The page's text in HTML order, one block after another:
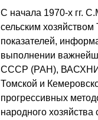
С начала 1970-х гг.
сельским
показателей,
выполнении
СССР (РАН),
Томской и
прогрессивных
народного